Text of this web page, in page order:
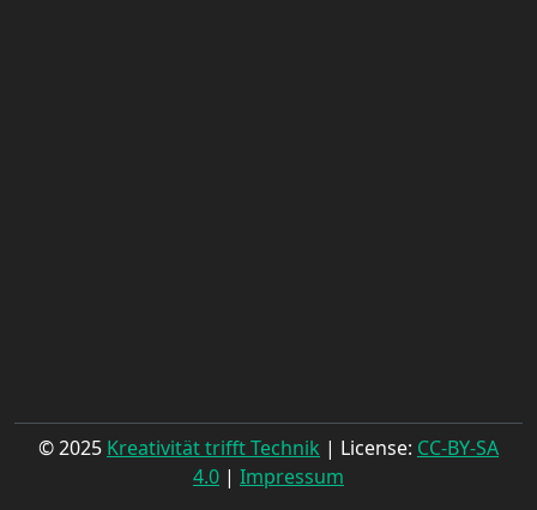
© 2025 Kreativität trifft Technik | License: CC-BY-SA
4.0 | Impressum